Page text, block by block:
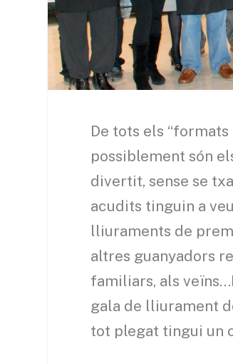
De tots els
possiblement són
divertit, sense se
acudits tinguin a
lliuraments de
altres guanyadors
familiars, als
gala de lliurament
tot plegat tingui un